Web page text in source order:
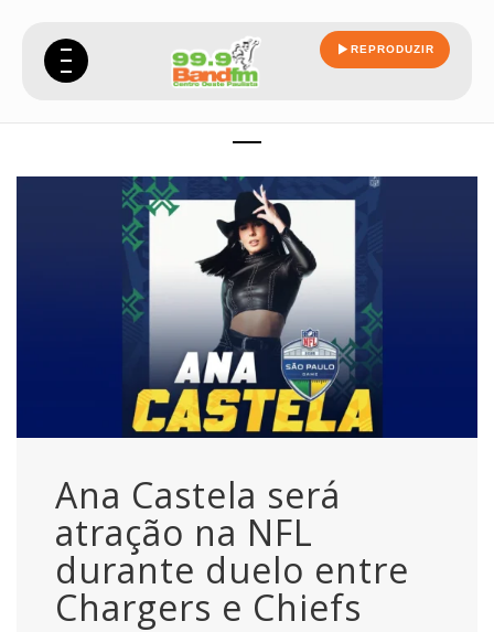
REPRODUZIR
Ana Castela será
atração na NFL
durante duelo entre
Chargers e Chiefs